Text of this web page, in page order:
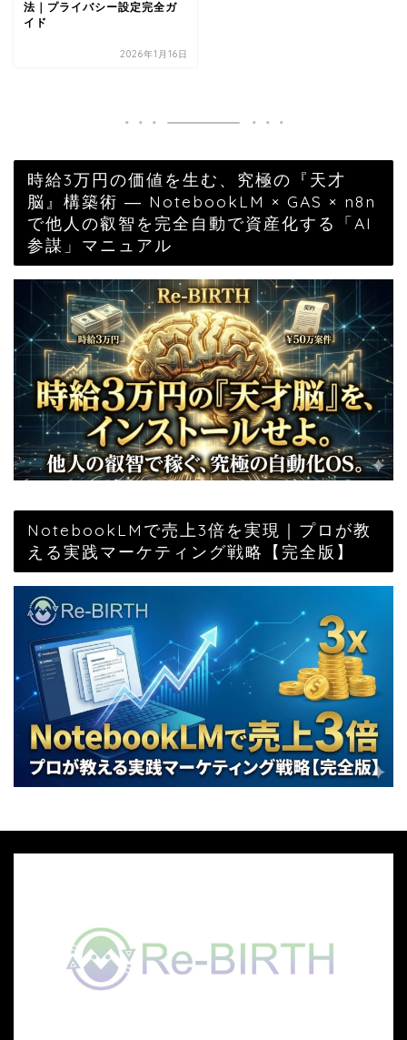
法｜プライバシー設定完全ガ
イド
2026年1月16日
時給3万円の価値を生む、究極の『天才
脳』構築術 ― NotebookLM × GAS × n8n
で他人の叡智を完全自動で資産化する「AI
参謀」マニュアル
NotebookLMで売上3倍を実現｜プロが教
える実践マーケティング戦略【完全版】